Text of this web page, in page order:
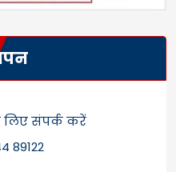
संपर्क करें
89122